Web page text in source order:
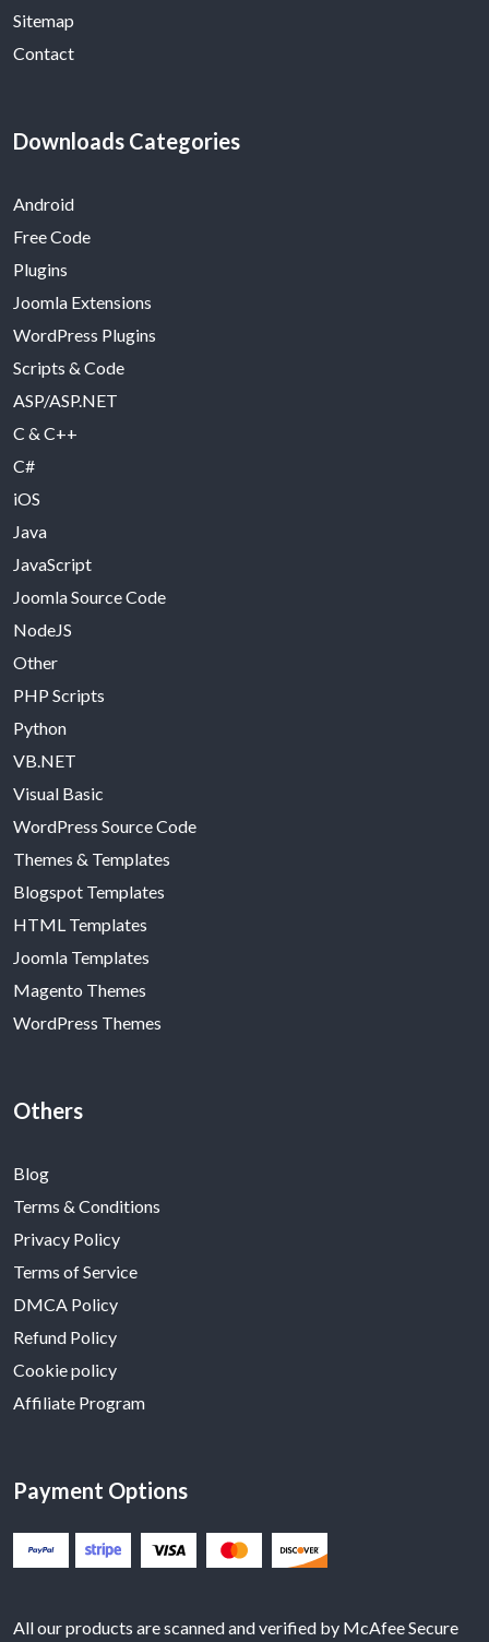
Sitemap
Contact
Downloads Categories
Android
Free Code
Plugins
Joomla Extensions
WordPress Plugins
Scripts & Code
ASP/ASP.NET
C & C++
C#
iOS
Java
JavaScript
Joomla Source Code
NodeJS
Other
PHP Scripts
Python
VB.NET
Visual Basic
WordPress Source Code
Themes & Templates
Blogspot Templates
HTML Templates
Joomla Templates
Magento Themes
WordPress Themes
Others
Blog
Terms & Conditions
Privacy Policy
Terms of Service
DMCA Policy
Refund Policy
Cookie policy
Affiliate Program
Payment Options
All our products are scanned and verified by McAfee Secure